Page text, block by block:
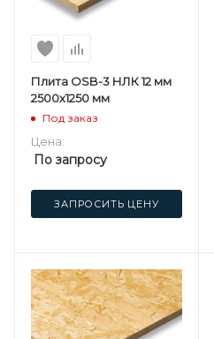
Плита OSB-3 НЛК 12 мм
2500х1250 мм
Под заказ
Цена:
По запросу
ЗАПРОСИТЬ ЦЕНУ